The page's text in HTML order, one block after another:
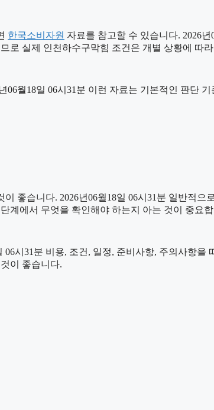
한국소비자원 자료를 참고할 수 있습니다. 2026
로 실제 인천하수구막힘 조건은 개별 상황에 따
06월18일 06시31분 이런 자료는 기본적인 판단
좋습니다. 2026년06월18일 06시31분 일반적으
계에서 무엇을 확인해야 하는지 아는 것이 중요
시31분 비용, 조건, 일정, 준비사항, 주의사항
이 좋습니다.